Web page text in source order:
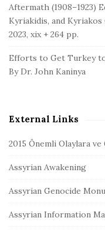
Aftermath (1908–1923)
Kyriakidis, and
2023, xix + 264 pp.
Efforts to Get Turkey
By Dr. John Kaninya
External Links
2015 Önemli Olaylara
Assyrian Awakening
Assyrian Genocide
Assyrian Information